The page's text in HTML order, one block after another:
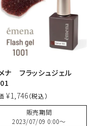
ナ フラッシュジェル
¥1,746
販売期間
2023/07/09 0:00〜